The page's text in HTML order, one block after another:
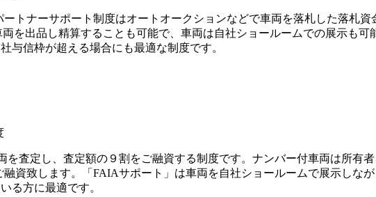
ートナーサポート制度はオートオークションなどで車両を落札した落札
を出品し精算することも可能で、車両は自社ショールームでの展示も
与信枠が超える場合にも最適な制度です。
査定し、査定額の９割をご融資する制度です。ナンバー付車両は所有
資致します。「FAIAサポート」は車両を自社ショールームで展示しな
る方に最適です。